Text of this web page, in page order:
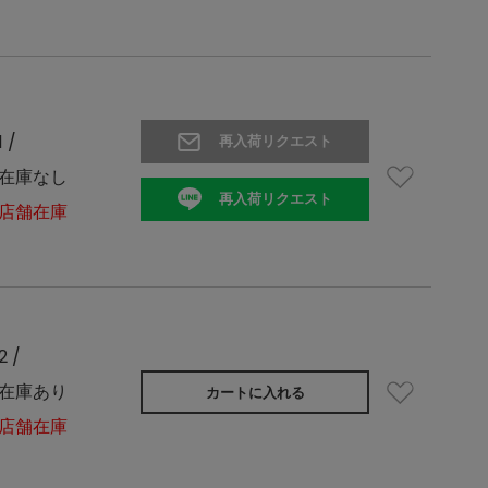
/
庫なし
舗在庫
再入荷リクエスト
再入荷リクエスト
/
庫あり
舗在庫
カートに入れる